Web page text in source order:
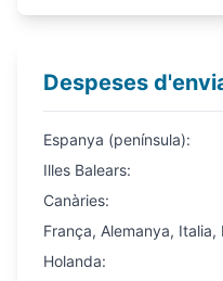
Despeses
Espanya (península):
Illes Balears:
Canàries:
França, Alemanya, Italia,
Holanda: